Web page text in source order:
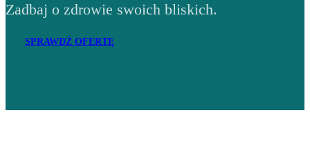
Zadbaj o zdrowie swoich bliskich.
SPRAWDŹ OFERTĘ